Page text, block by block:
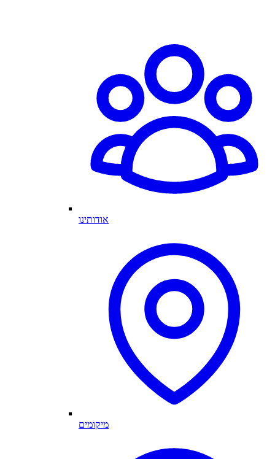
אודותינו
מיקומים